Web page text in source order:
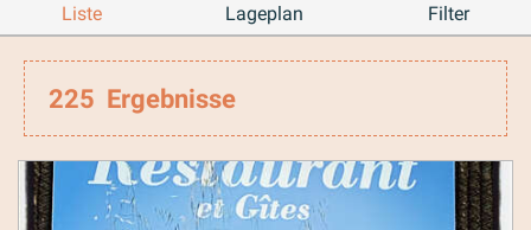
Liste Lageplan Filter
225 Ergebnisse